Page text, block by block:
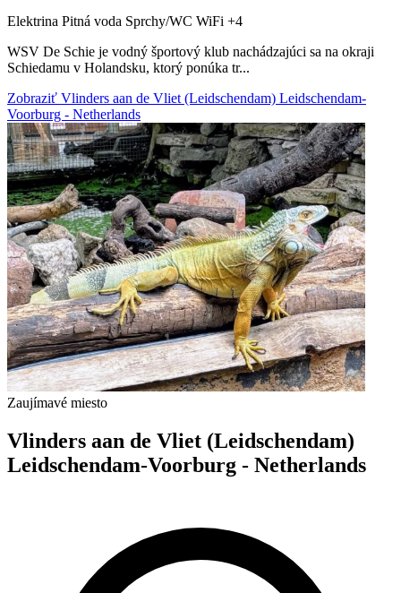
Elektrina Pitná voda Sprchy/WC WiFi +4
WSV De Schie je vodný športový klub nachádzajúci sa na okraji
Schiedamu v Holandsku, ktorý ponúka tr...
Zobraziť Vlinders aan de Vliet (Leidschendam) Leidschendam-
Voorburg - Netherlands
Zaujímavé miesto
Vlinders aan de Vliet (Leidschendam)
Leidschendam-Voorburg - Netherlands